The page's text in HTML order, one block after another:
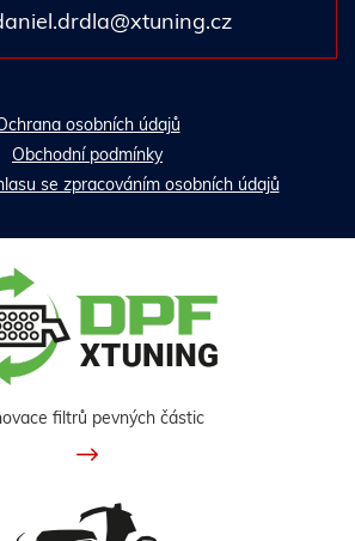
osobních údajů
Obchodní podmínky
se zpracováním osobních údajů
filtrů pevných částic